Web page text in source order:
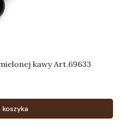
kawy Art.69633
koszyka